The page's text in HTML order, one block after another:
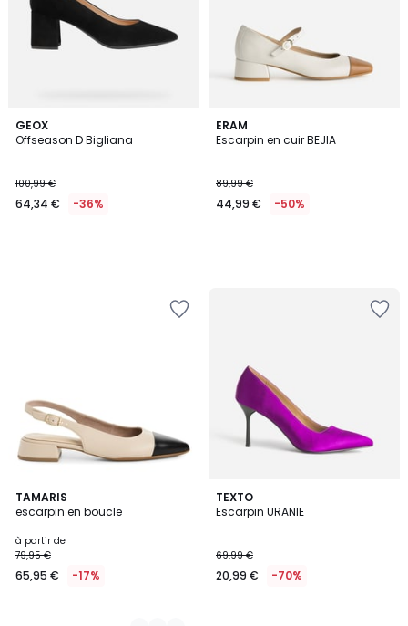
GEOX
Offseason D Bigliana
100,99 €
64,34 € -36%
ERAM
Escarpin en cuir BEJIA
89,99 €
44,99 € -50%
TAMARIS
escarpin en boucle
à partir de
79,95 €
65,95 € -17%
3
Couleurs
TEXTO
Escarpin URANIE
69,99 €
20,99 € -70%